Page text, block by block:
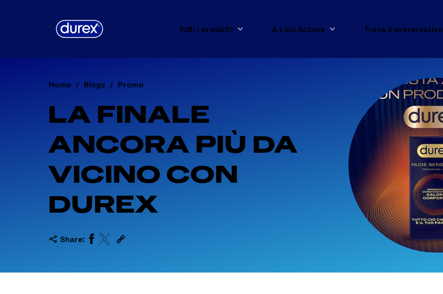
Tutti i prodotti Mostra di più Tutti i prodotti
A Luci Accese Mostra di più A Luci Accese
Trova il preservativo
Home Blogs Promo
LA FINALE
ANCORA PIÙ DA
VICINO CON
DUREX
Share: